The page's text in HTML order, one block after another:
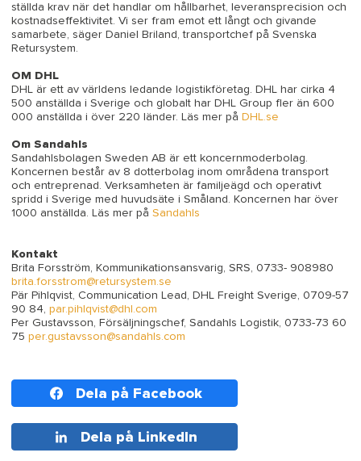
ställda krav när det handlar om hållbarhet, leveransprecision och
kostnadseffektivitet. Vi ser fram emot ett långt och givande
samarbete, säger Daniel Briland, transportchef på Svenska
Retursystem.
OM DHL
DHL är ett av världens ledande logistikföretag. DHL har cirka 4
500 anställda i Sverige och globalt har DHL Group fler än 600
000 anställda i över 220 länder. Läs mer på DHL.se
Om Sandahls
Sandahlsbolagen Sweden AB är ett koncernmoderbolag.
Koncernen består av 8 dotterbolag inom områdena transport
och entreprenad. Verksamheten är familjeägd och operativt
spridd i Sverige med huvudsäte i Småland. Koncernen har över
1000 anställda. Läs mer på Sandahls
Kontakt
Brita Forsström, Kommunikationsansvarig, SRS, 0733- 908980
brita.forsstrom@retursystem.se
Pär Pihlqvist, Communication Lead, DHL Freight Sverige, 0709-57
90 84, par.pihlqvist@dhl.com
Per Gustavsson, Försäljningschef, Sandahls Logistik, 0733-73 60
75 per.gustavsson@sandahls.com
Dela på Facebook
Dela på LinkedIn